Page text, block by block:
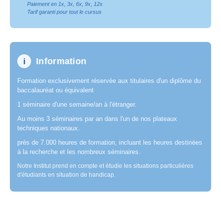
Paiement en 1x, 3x, 6x, 9x, 12x
Tarif garanti pour tout le cursus
i Information
Formation exclusivement réservée aux titulaires d'un diplôme du
baccalauréat ou équivalent
1 séminaire d'une semaine/an à l'étranger.
Au moins 3 séminaires par an dans l'un de nos plateaux
techniques nationaux.
près de 7.000 heures de formation, incluant les heures destinées
à la recherche et les nombreux séminaires.
Notre Institut prend en compte et étudie les situations particulières
d'étudiants en situation de handicap.